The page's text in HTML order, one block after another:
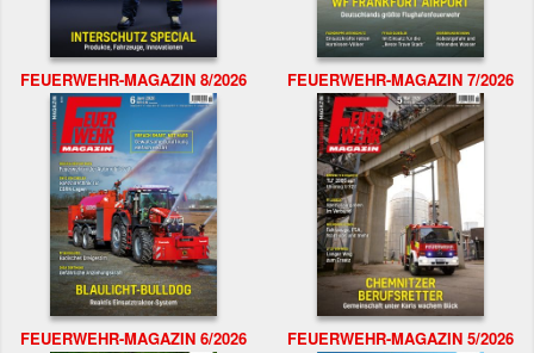
FEUERWEHR-MAGAZIN 8/2026 FEUERWEHR-MAGAZIN 7/2026
FEUERWEHR-MAGAZIN 6/2026 FEUERWEHR-MAGAZIN 5/2026